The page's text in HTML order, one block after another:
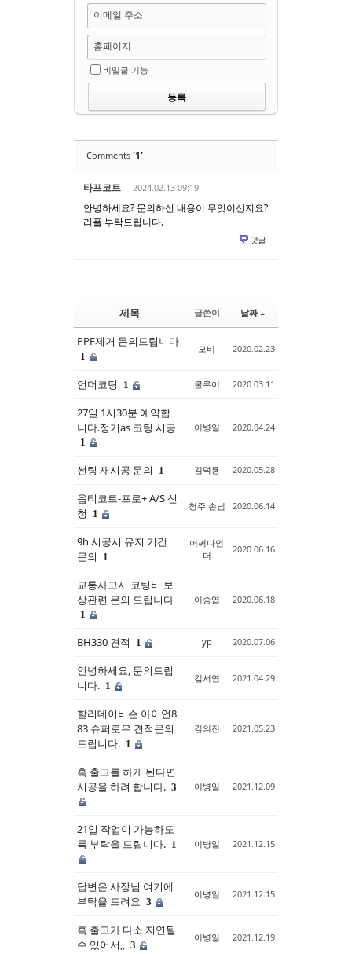
이메일 주소
홈페이지
비밀글 기능
Comments '1'
타프코트 2024.02.13 09:19
안녕하세요? 문의하신 내용이 무엇이신지요?
리플 부탁드립니다.
댓글
제목 글쓴이 날짜
PPF제거 문의드립니다
1
모비 2020.02.23
언더코팅 1 쿨루이 2020.03.11
27일 1시30분 예약합
니다.정기as 코팅 시공
1
이병일 2020.04.24
썬팅 재시공 문의 1 김덕룡 2020.05.28
옵티코트-프로+ A/S 신
청
1
청주 손님 2020.06.14
9h 시공시 유지 기간
문의
1
어쩌다언
더
2020.06.16
교통사고시 코팅비 보
상관련 문의 드립니다
1
이승엽 2020.06.18
BH330 견적 1 yp 2020.07.06
안녕하세요, 문의드립
니다. 1
김서연 2021.04.29
할리데이비슨 아이언8
83 슈퍼로우 견적문의
드립니다. 1
김의진 2021.05.23
혹 출고를 하게 된다면
시공을 하려 합니다. 3 이병일 2021.12.09
21일 작업이 가능하도
록 부탁을 드립니다. 1 이병일 2021.12.15
답변은 사장님 여기에
부탁을 드려요 3
이병일 2021.12.15
혹 출고가 다소 지연될
수 있어서,, 3
이병일 2021.12.19